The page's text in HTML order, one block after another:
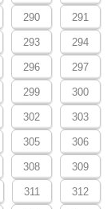
290 291
293 294
296 297
299 300
302 303
305 306
308 309
311 312